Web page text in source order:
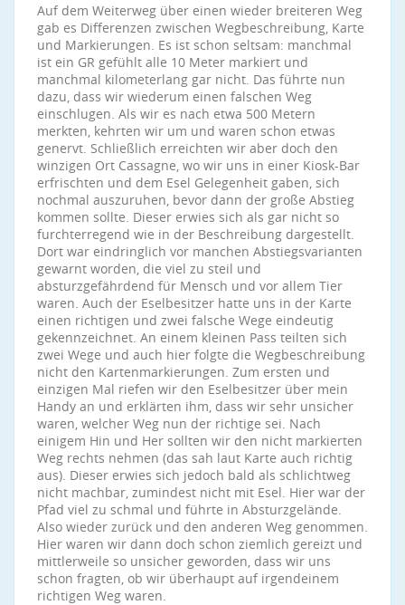
Auf dem Weiterweg über einen wieder breiteren Weg
gab es Differenzen zwischen Wegbeschreibung, Karte
und Markierungen. Es ist schon seltsam: manchmal
ist ein GR gefühlt alle 10 Meter markiert und
manchmal kilometerlang gar nicht. Das führte nun
dazu, dass wir wiederum einen falschen Weg
einschlugen. Als wir es nach etwa 500 Metern
merkten, kehrten wir um und waren schon etwas
genervt. Schließlich erreichten wir aber doch den
winzigen Ort Cassagne, wo wir uns in einer Kiosk-Bar
erfrischten und dem Esel Gelegenheit gaben, sich
nochmal auszuruhen, bevor dann der große Abstieg
kommen sollte. Dieser erwies sich als gar nicht so
furchterregend wie in der Beschreibung dargestellt.
Dort war eindringlich vor manchen Abstiegsvarianten
gewarnt worden, die viel zu steil und
absturzgefährdend für Mensch und vor allem Tier
waren. Auch der Eselbesitzer hatte uns in der Karte
einen richtigen und zwei falsche Wege eindeutig
gekennzeichnet. An einem kleinen Pass teilten sich
zwei Wege und auch hier folgte die Wegbeschreibung
nicht den Kartenmarkierungen. Zum ersten und
einzigen Mal riefen wir den Eselbesitzer über mein
Handy an und erklärten ihm, dass wir sehr unsicher
waren, welcher Weg nun der richtige sei. Nach
einigem Hin und Her sollten wir den nicht markierten
Weg rechts nehmen (das sah laut Karte auch richtig
aus). Dieser erwies sich jedoch bald als schlichtweg
nicht machbar, zumindest nicht mit Esel. Hier war der
Pfad viel zu schmal und führte in Absturzgelände.
Also wieder zurück und den anderen Weg genommen.
Hier waren wir dann doch schon ziemlich gereizt und
mittlerweile so unsicher geworden, dass wir uns
schon fragten, ob wir überhaupt auf irgendeinem
richtigen Weg waren.